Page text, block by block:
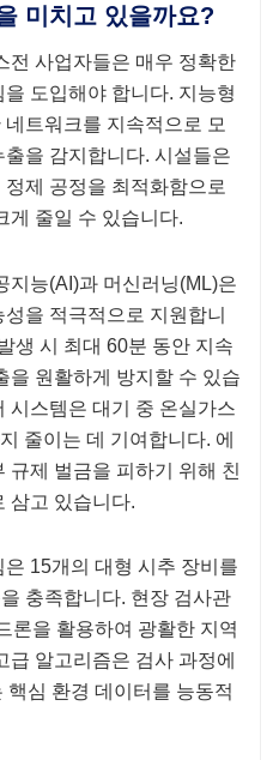
미치고 있을까요?
전 사업자들은 매우 정확한
도입해야 합니다. 지능형
트워크를 지속적으로 모
을 감지합니다. 시설들은
제 공정을 최적화함으로
게 줄일 수 있습니다.
지능(AI)과 머신러닝(ML)은
을 적극적으로 지원합니
생 시 최대 60분 동안 지속
을 원활하게 방지할 수 있습
시스템은 대기 중 온실가스
줄이는 데 기여합니다. 에
규제 벌금을 피하기 위해 친
삼고 있습니다.
15개의 대형 시추 장비를
충족합니다. 현장 검사관
론을 활용하여 광활한 지역
급 알고리즘은 검사 과정에
심 환경 데이터를 능동적